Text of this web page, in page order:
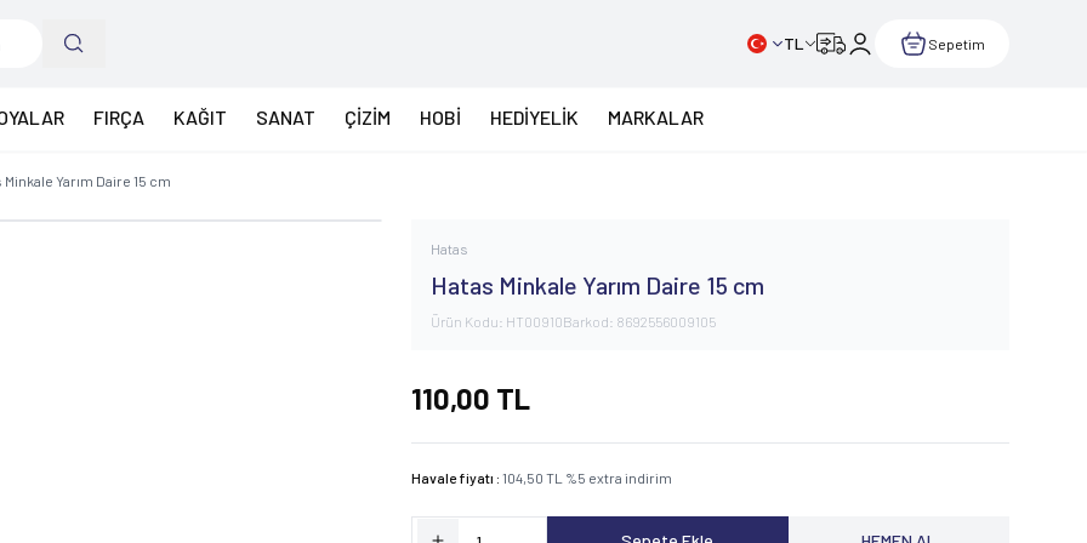
TL Sepetim
FIRÇA KAĞIT SANAT ÇİZİM HOBİ HEDİYELİK MARKALAR
Minkale Yarım Daire 15 cm
Hatas
Hatas Minkale Yarım Daire 15 cm
Ürün Kodu: HT00910Barkod: 8692556009105
110,00 TL
Havale fiyatı :104,50 TL %5 extra indirim